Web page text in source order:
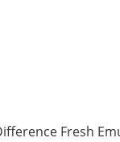
Fresh